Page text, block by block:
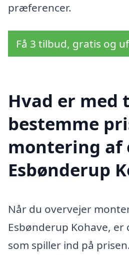
præferencer.
Få 3 tilbud, gratis og
Hvad er med
bestemme
montering
Esbønderup
Når du overvejer
Esbønderup Kohave,
som spiller ind på